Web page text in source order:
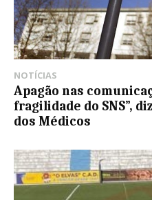
NOTÍCIAS
Apagão nas
fragilidade do SNS”,
dos Médicos